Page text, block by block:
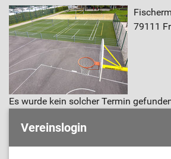
79111
Es wurde kein solcher Termin
Vereinslogin